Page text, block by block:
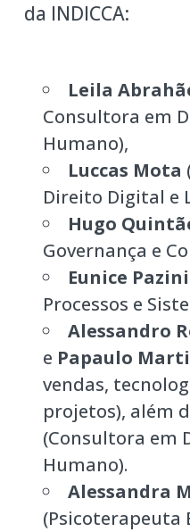
da INDICCA:
Leila
Consultora em
Humano),
Luccas Mota
Direito Digital e
Hugo
Governança e
Eunice Pazini
Processos e
Alessandro
e Papaulo
vendas,
projetos), além
(Consultora em
Humano).
Alessandra
(Psicoterapeuta